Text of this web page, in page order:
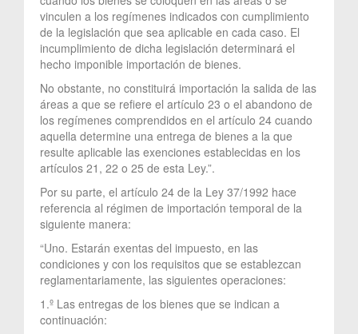
vinculen a los regímenes indicados con cumplimiento
de la legislación que sea aplicable en cada caso. El
incumplimiento de dicha legislación determinará el
hecho imponible importación de bienes.
No obstante, no constituirá importación la salida de las
áreas a que se refiere el artículo 23 o el abandono de
los regímenes comprendidos en el artículo 24 cuando
aquella determine una entrega de bienes a la que
resulte aplicable las exenciones establecidas en los
artículos 21, 22 o 25 de esta Ley.”.
Por su parte, el artículo 24 de la Ley 37/1992 hace
referencia al régimen de importación temporal de la
siguiente manera:
“Uno. Estarán exentas del impuesto, en las
condiciones y con los requisitos que se establezcan
reglamentariamente, las siguientes operaciones:
1.º Las entregas de los bienes que se indican a
continuación: